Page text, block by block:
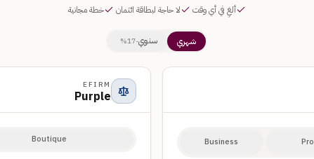
خطة مجانية لا حاجة لبطاقة ائتمان ألغِ في أي وقت
شهري سنوي-17%
Pro
Business
EFIRM
Purple
Boutique